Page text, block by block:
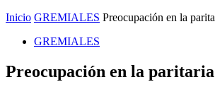
Inicio GREMIALES Preocupación en la
GREMIALES
Preocupación en la